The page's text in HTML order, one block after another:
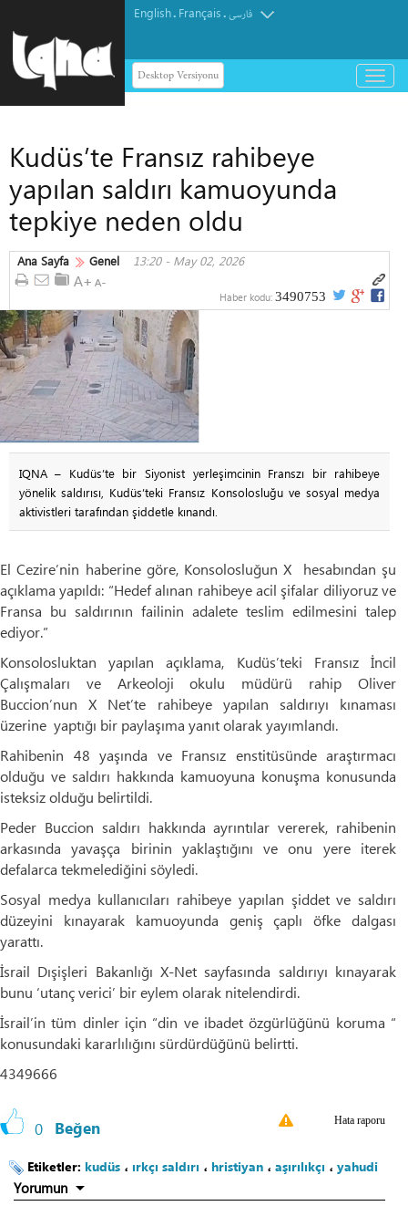
English. Français.فارسی
Desktop Versiyonu
باز
و
Kudüs’te Fransız rahibeye
yapılan saldırı kamuoyunda
tepkiye neden oldu
Ana Sayfa Genel 13:20 - May 02, 2026
Haber kodu: 3490753
IQNA – Kudüs’te bir Siyonist yerleşimcinin Franszı bir rahibeye
yönelik saldırısı, Kudüs’teki Fransız Konsolosluğu ve sosyal medya
aktivistleri tarafından şiddetle kınandı.
El Cezire’nin haberine göre, Konsolosluğun X hesabından şu
açıklama yapıldı: “Hedef alınan rahibeye acil şifalar diliyoruz ve
Fransa bu saldırının failinin adalete teslim edilmesini talep
ediyor.”
Konsolosluktan yapılan açıklama, Kudüs’teki Fransız İncil
Çalışmaları ve Arkeoloji okulu müdürü rahip Oliver
Buccion’nun X Net’te rahibeye yapılan saldırıyı kınaması
üzerine yaptığı bir paylaşıma yanıt olarak yayımlandı.
Rahibenin 48 yaşında ve Fransız enstitüsünde araştırmacı
olduğu ve saldırı hakkında kamuoyuna konuşma konusunda
isteksiz olduğu belirtildi.
Peder Buccion saldırı hakkında ayrıntılar vererek, rahibenin
arkasında yavaşça birinin yaklaştığını ve onu yere iterek
defalarca tekmelediğini söyledi.
Sosyal medya kullanıcıları rahibeye yapılan şiddet ve saldırı
düzeyini kınayarak kamuoyunda geniş çaplı öfke dalgası
yarattı.
İsrail Dışişleri Bakanlığı X-Net sayfasında saldırıyı kınayarak
bunu ‘utanç verici’ bir eylem olarak nitelendirdi.
İsrail’in tüm dinler için “din ve ibadet özgürlüğünü koruma “
konusundaki kararlılığını sürdürdüğünü belirtti.
4349666
0 Beğen Hata raporu
Etiketler: kudüs ، ırkçı saldırı ، hristiyan ، aşırılıkçı ، yahudi
Yorumun